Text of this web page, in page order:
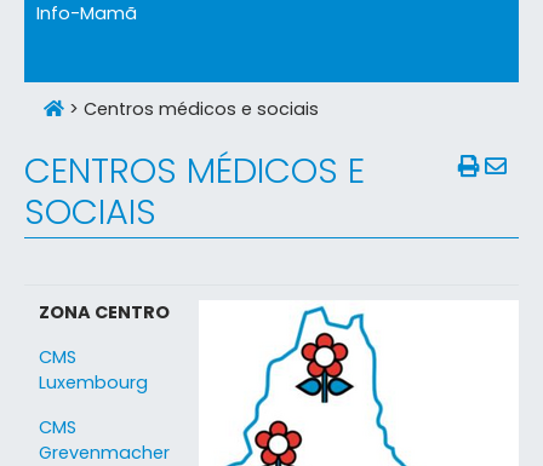
Info-Mamã
> Centros médicos e sociais
CENTROS MÉDICOS E
SOCIAIS
ZONA CENTRO
CMS
Luxembourg
CMS
Grevenmacher